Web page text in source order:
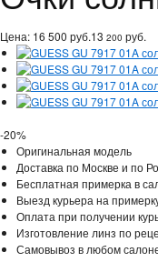
Цена: 16 500 руб.13 200 руб.
-20%
Оригинальная модель
Доставка по Москве и по
Бесплатная примерка в
Выезд курьера на
Оплата при получении
Изготовление линз по
Самовывоз в любом